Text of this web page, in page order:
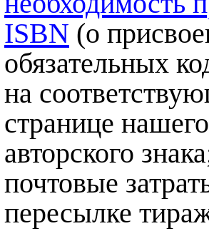
ISBN (о
обязательных
на
странице
авторского
почтовые
пересылке